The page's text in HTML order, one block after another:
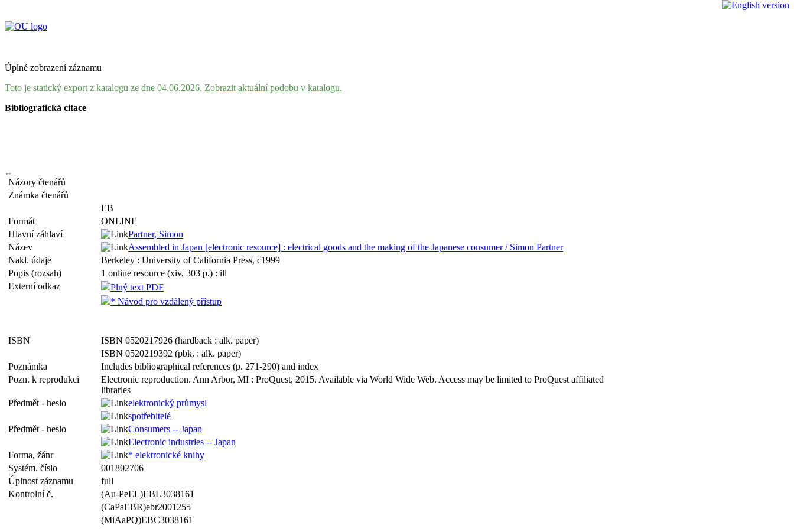
Úplné zobrazení záznamu
Toto je statický export z katalogu ze dne 04.06.2026. Zobrazit aktuální podobu v katalogu.
Bibliografická citace
Názory čtenářů
Známka čtenářů
EB
Formát
ONLINE
Hlavní záhlaví
Partner, Simon
Název
Assembled in Japan [electronic resource] : electrical goods and the making of the Japanese consumer / Simon Partner
Nakl. údaje
Berkeley : University of California Press, c1999
Popis (rozsah)
1 online resource (xiv, 303 p.) : ill
Externí odkaz
Plný text PDF
* Návod pro vzdálený přístup
ISBN
ISBN 0520217926 (hardback : alk. paper)
ISBN 0520219392 (pbk. : alk. paper)
Poznámka
Includes bibliographical references (p. 271-290) and index
Pozn. k reprodukci
Electronic reproduction. Ann Arbor, MI : ProQuest, 2015. Available via World Wide Web. Access may be limited to ProQuest affiliated
libraries
Předmět - heslo
elektronický průmysl
spotřebitelé
Předmět - heslo
Consumers -- Japan
Electronic industries -- Japan
Forma, žánr
* elektronické knihy
Systém. číslo
001802706
Úplnost záznamu
full
Kontrolní č.
(Au-PeEL)EBL3038161
(CaPaEBR)ebr2001255
(MiAaPQ)EBC3038161